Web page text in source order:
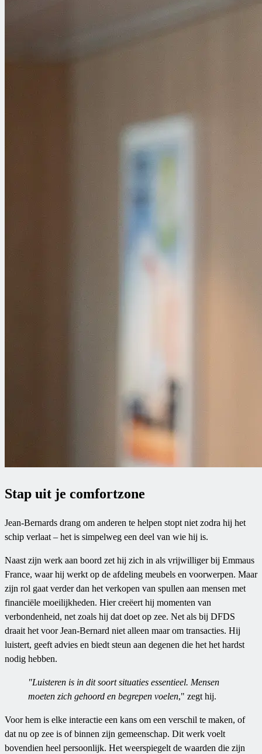
Stap uit je comfortzone
Jean-Bernards drang om anderen te helpen stopt niet zodra hij het
schip verlaat – het is simpelweg een deel van wie hij is.
Naast zijn werk aan boord zet hij zich in als vrijwilliger bij Emmaus
France, waar hij werkt op de afdeling meubels en voorwerpen. Maar
zijn rol gaat verder dan het verkopen van spullen aan mensen met
financiële moeilijkheden. Hier creëert hij momenten van
verbondenheid, net zoals hij dat doet op zee. Net als bij DFDS
draait het voor Jean-Bernard niet alleen maar om transacties. Hij
luistert, geeft advies en biedt steun aan degenen die het het hardst
nodig hebben.
"Luisteren is in dit soort situaties essentieel. Mensen
moeten zich gehoord en begrepen voelen," zegt hij.
Voor hem is elke interactie een kans om een verschil te maken, of
dat nu op zee is of binnen zijn gemeenschap. Dit werk voelt
bovendien heel persoonlijk. Het weerspiegelt de waarden die zijn